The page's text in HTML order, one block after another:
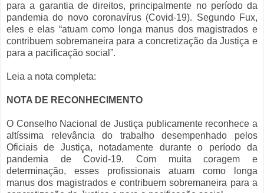
para a garantia de direitos, principalmente no período da
pandemia do novo coronavírus (Covid-19). Segundo Fux,
eles e elas “atuam como longa manus dos magistrados e
contribuem sobremaneira para a concretização da Justiça e
para a pacificação social”.
Leia a nota completa:
NOTA DE RECONHECIMENTO
O Conselho Nacional de Justiça publicamente reconhece a
altíssima relevância do trabalho desempenhado pelos
Oficiais de Justiça, notadamente durante o período da
pandemia de Covid-19. Com muita coragem e
determinação, esses profissionais atuam como longa
manus dos magistrados e contribuem sobremaneira para a